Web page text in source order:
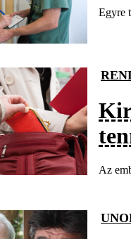
Egyre
Az